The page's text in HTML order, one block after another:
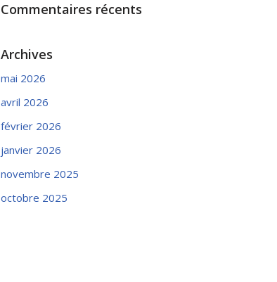
Commentaires récents
Archives
mai 2026
avril 2026
février 2026
janvier 2026
novembre 2025
octobre 2025